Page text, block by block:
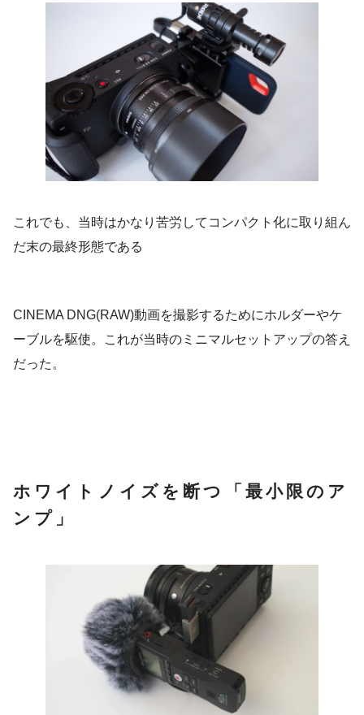
これでも、当時はかなり苦労してコンパクト化に取り組ん
だ末の最終形態である
CINEMA DNG(RAW)動画を撮影するためにホルダーやケ
ーブルを駆使。これが当時のミニマルセットアップの答え
だった。
ホワイトノイズを断つ「最小限のア
ンプ」